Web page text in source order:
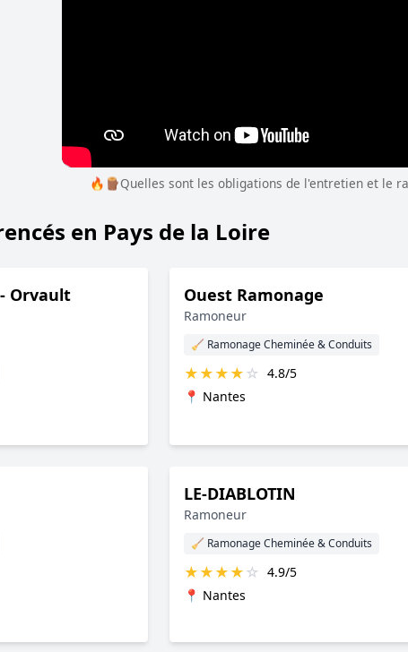
🔥​🪵Quelles sont les obligations de l'entretien et le
en Pays de la Loire
Orvault
Ouest Ramonage
Ramoneur
🧹 Ramonage Cheminée & Conduits
★★★★☆ 4.8/5
📍 Nantes
LE-DIABLOTIN
Ramoneur
🧹 Ramonage Cheminée & Conduits
★★★★☆ 4.9/5
📍 Nantes